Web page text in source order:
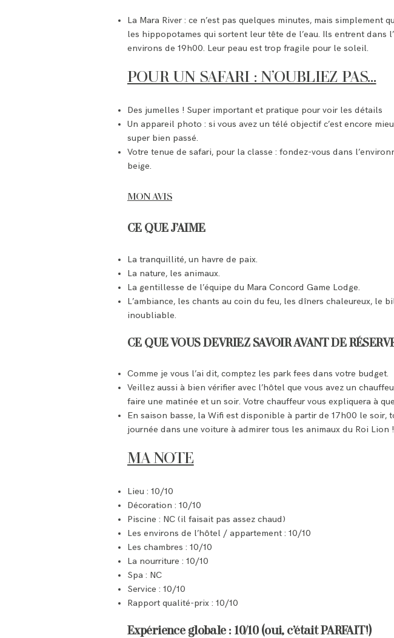
La Mara River : ce n’est pas quelques minutes, mais
les hippopotames qui sortent leur tête de l’eau. Ils entrent
environs de 19h00. Leur peau est trop fragile pour le soleil.
POUR UN SAFARI : N’OUBLIEZ PAS…
Des jumelles ! Super important et pratique pour voir les détails
Un appareil photo : si vous avez un télé objectif c’est encore
super bien passé.
Votre tenue de safari, pour la classe : fondez-vous dans
beige.
MON AVIS
CE QUE J’AIME
La tranquillité, un havre de paix.
La nature, les animaux.
La gentillesse de l’équipe du Mara Concord Game Lodge.
L’ambiance, les chants au coin du feu, les dîners chaleureux,
inoubliable.
CE QUE VOUS DEVRIEZ SAVOIR AVANT DE
Comme je vous l’ai dit, comptez les park fees dans votre budget.
Veillez aussi à bien vérifier avec l’hôtel que vous avez un
faire une matinée et un soir. Votre chauffeur vous expliquera à
En saison basse, la Wifi est disponible à partir de 17h00 le soir,
journée dans une voiture à admirer tous les animaux du Roi
MA NOTE
Lieu : 10/10
Décoration : 10/10
Piscine : NC (il faisait pas assez chaud)
Les environs de l’hôtel / appartement : 10/10
Les chambres : 10/10
La nourriture : 10/10
Spa : NC
Service : 10/10
Rapport qualité-prix : 10/10
Expérience globale : 10/10 (oui, c’était PARFAIT!)